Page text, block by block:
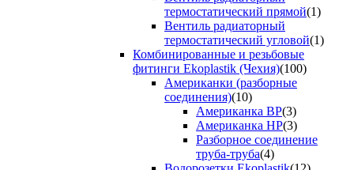
термостатический прямой(1)
Вентиль радиаторный
термостатический угловой(1)
Комбинированные и резьбовые
фитинги Ekoplastik (Чехия)(100)
Американки (разборные
соединения)(10)
Американка ВР(3)
Американка НР(3)
Разборное соединение
труба-труба(4)